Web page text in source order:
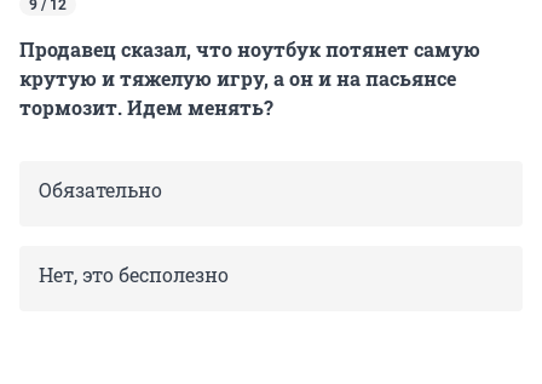
9 / 12
Продавец сказал, что ноутбук потянет самую
крутую и тяжелую игру, а он и на пасьянсе
тормозит. Идем менять?
Обязательно
Нет, это бесполезно